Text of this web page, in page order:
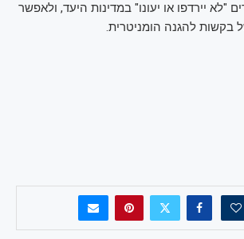
"לא יירדפו או יעונו" במדינות היעד, ולאפשר
בקשות להגנה הומניטרית.